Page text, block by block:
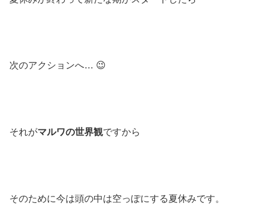
次のアクションへ… 😉
それがマルワの世界観ですから
そのために今は頭の中は空っぽにする夏休みです。